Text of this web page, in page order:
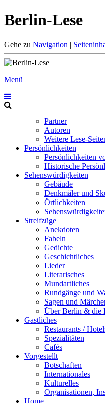
Berlin-Lese
Gehe zu Navigation |
Menü
Partner
Autoren
Weitere Lese-
Persönlichkeiten
Persönlichkeiten
Historische
Sehenswürdigkeiten
Gebäude
Denkmäler und
Örtlichkeiten
Streifzüge
Anekdoten
Fabeln
Gedichte
Geschichtliches
Lieder
Literarisches
Mundartliches
Rundgänge und
Sagen und
Über Berlin & die
Gastliches
Restaurants /
Spezialitäten
Cafés
Vorgestellt
Botschaften
Internationales
Kulturelles
Organisationen,
Home